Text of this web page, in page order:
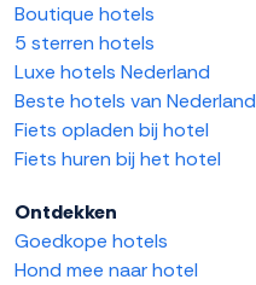
Boutique hotels
5 sterren hotels
Luxe hotels Nederland
Beste hotels van Nederland
Fiets opladen bij hotel
Fiets huren bij het hotel
Ontdekken
Goedkope hotels
Hond mee naar hotel